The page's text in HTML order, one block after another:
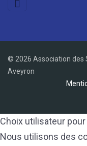
© 2026 Association des
Aveyron
Choix utilisateur
Nous utilisons des